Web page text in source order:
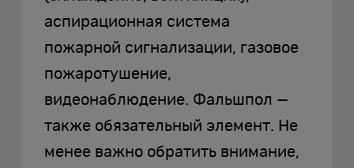
аспирационная система
пожарной сигнализации, газовое
пожаротушение,
видеонаблюдение. Фальшпол —
также обязательный элемент. Не
менее важно обратить внимание,